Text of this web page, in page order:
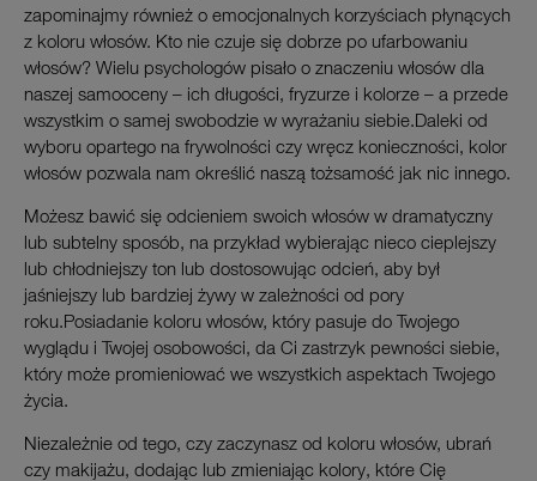
zapominajmy również o emocjonalnych korzyściach płynących
z koloru włosów. Kto nie czuje się dobrze po ufarbowaniu
włosów? Wielu psychologów pisało o znaczeniu włosów dla
naszej samooceny – ich długości, fryzurze i kolorze – a przede
wszystkim o samej swobodzie w wyrażaniu siebie.Daleki od
wyboru opartego na frywolności czy wręcz konieczności, kolor
włosów pozwala nam określić naszą tożsamość jak nic innego.
Możesz bawić się odcieniem swoich włosów w dramatyczny
lub subtelny sposób, na przykład wybierając nieco cieplejszy
lub chłodniejszy ton lub dostosowując odcień, aby był
jaśniejszy lub bardziej żywy w zależności od pory
roku.Posiadanie koloru włosów, który pasuje do Twojego
wyglądu i Twojej osobowości, da Ci zastrzyk pewności siebie,
który może promieniować we wszystkich aspektach Twojego
życia.
Niezależnie od tego, czy zaczynasz od koloru włosów, ubrań
czy makijażu, dodając lub zmieniając kolory, które Cię